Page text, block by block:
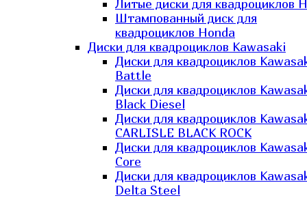
Литые диски для квадроциклов
Штампованный диск для
квадроциклов Honda
Диски для квадроциклов Kawasaki
Диски для квадроциклов
Battle
Диски для квадроциклов
Black Diesel
Диски для квадроциклов
CARLISLE BLACK ROCK
Диски для квадроциклов
Core
Диски для квадроциклов
Delta Steel